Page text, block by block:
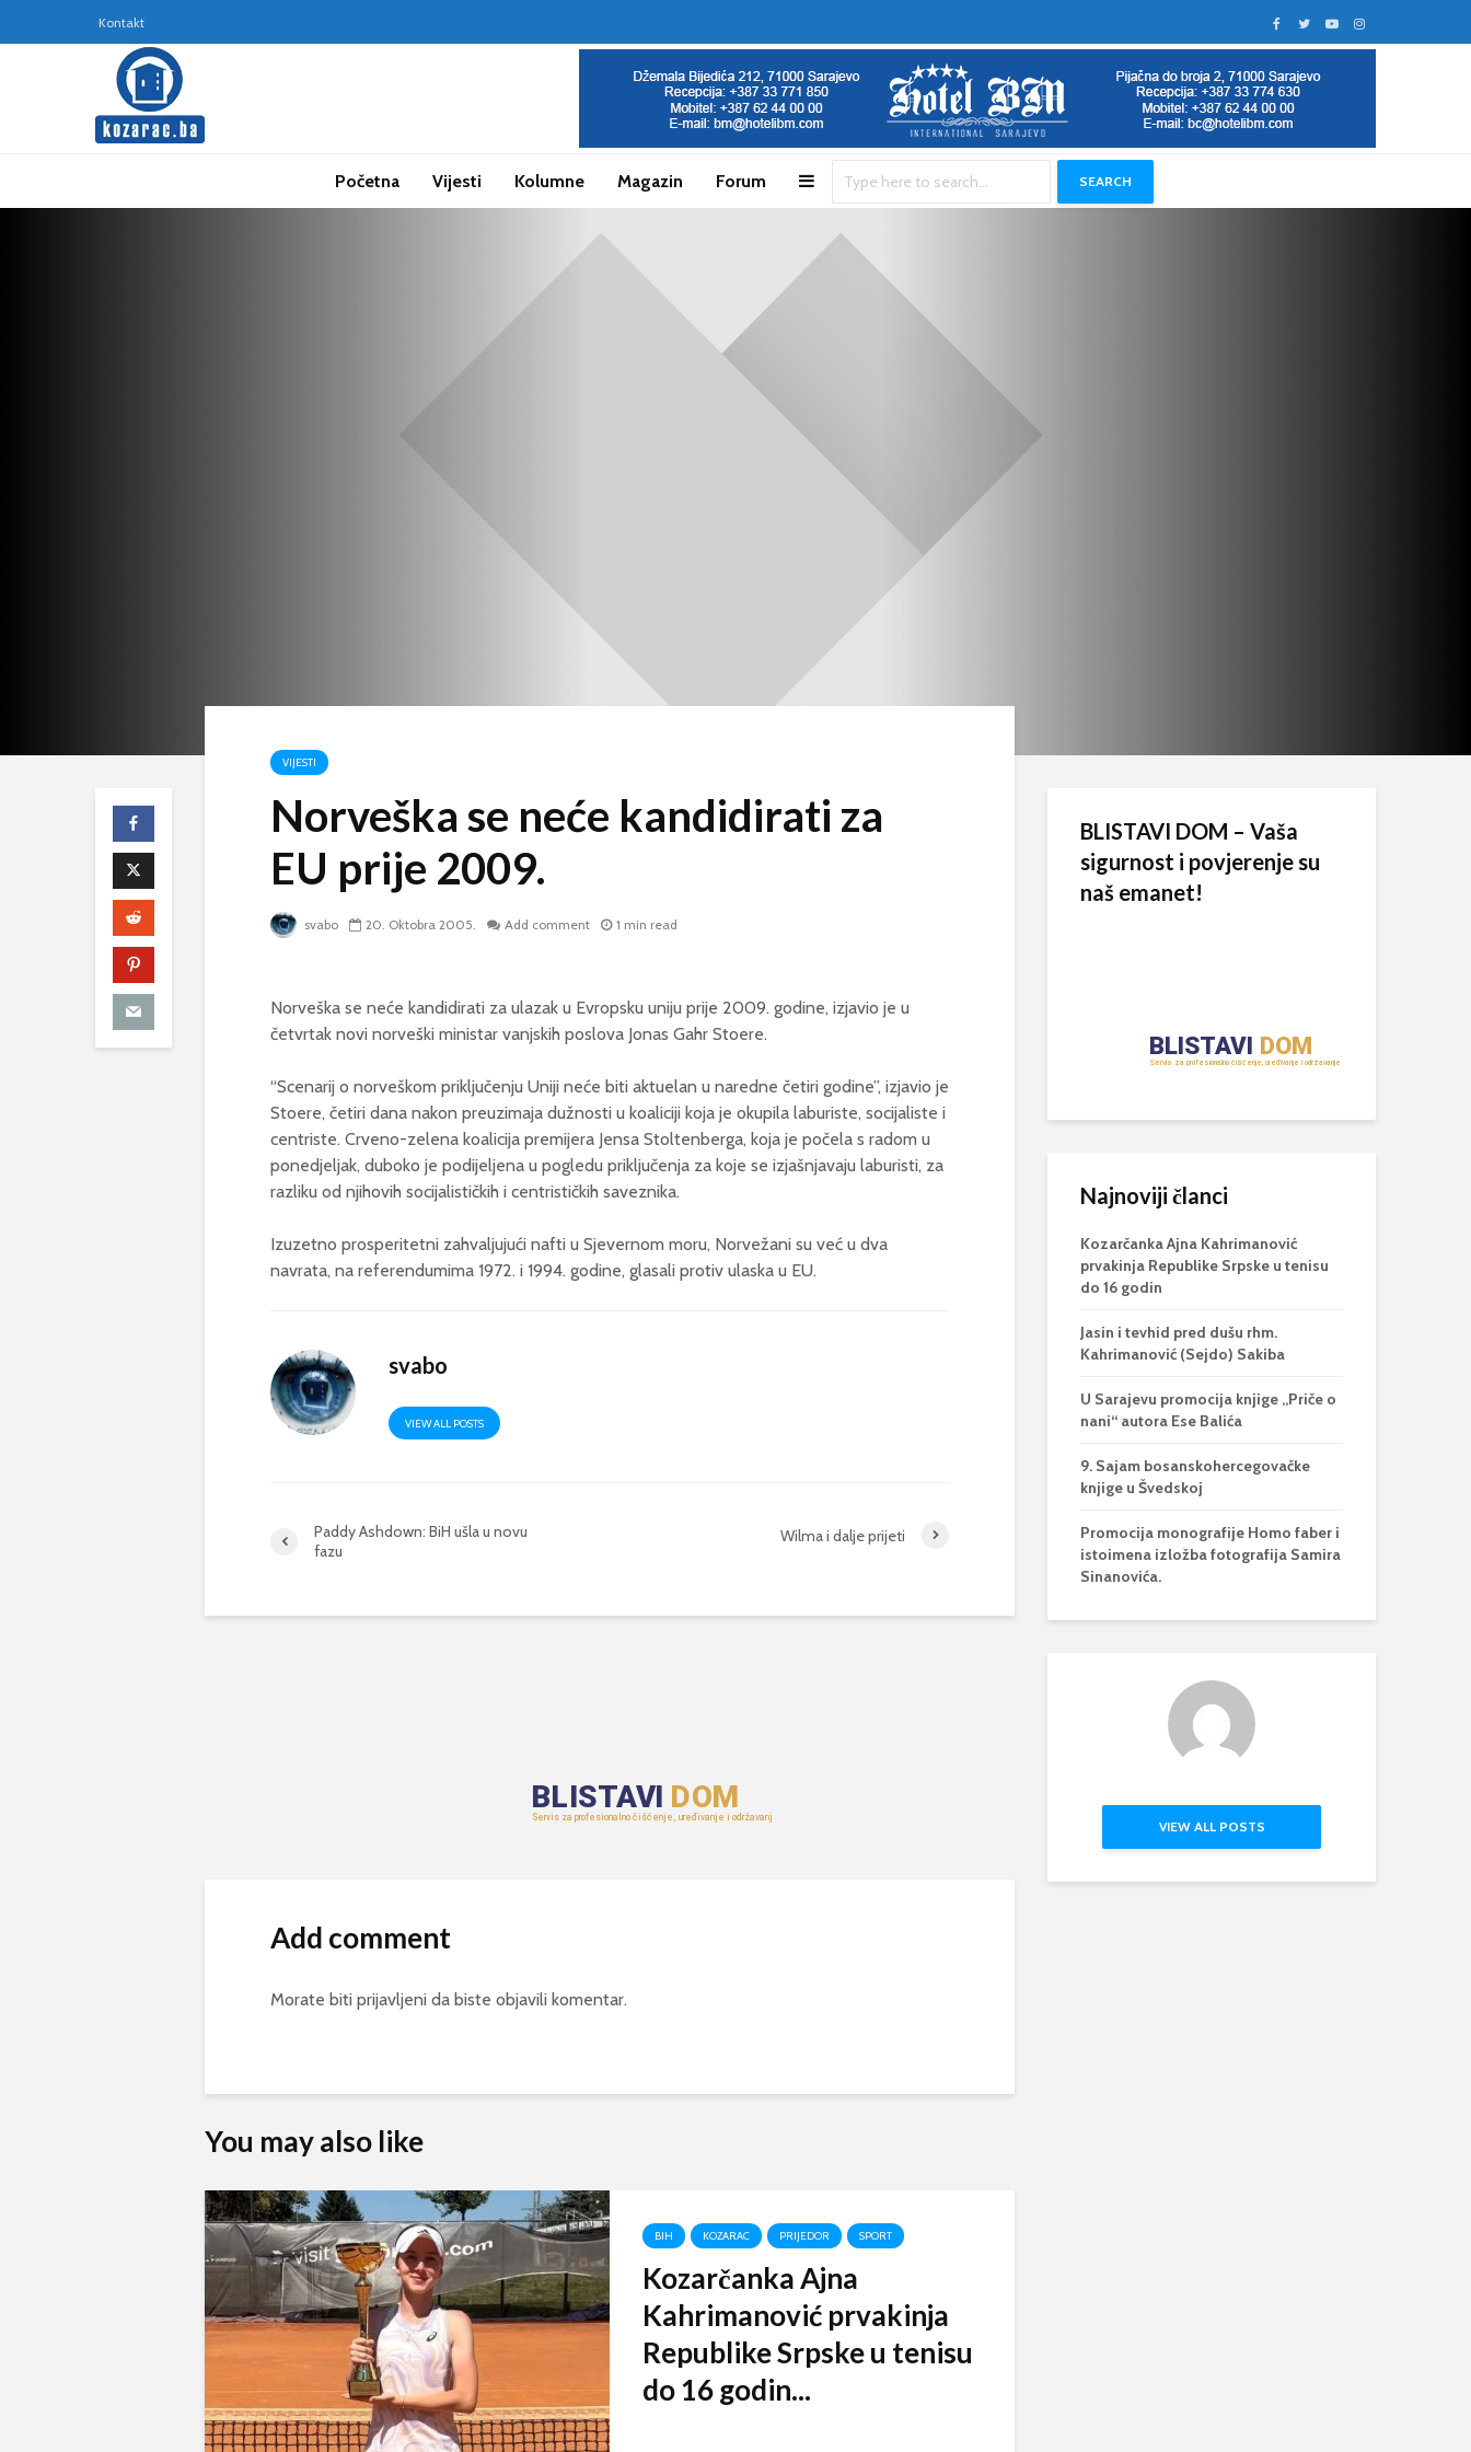
Kontakt
Početna Vijesti Kolumne Magazin Forum SEARCH
VIJESTI
Norveška se neće kandidirati za
EU prije 2009.
svabo 20. Oktobra 2005. Add comment 1 min read
Norveška se neće kandidirati za ulazak u Evropsku uniju prije 2009. godine, izjavio je u
četvrtak novi norveški ministar vanjskih poslova Jonas Gahr Stoere.
“Scenarij o norveškom priključenju Uniji neće biti aktuelan u naredne četiri godine”, izjavio je
Stoere, četiri dana nakon preuzimaja dužnosti u koaliciji koja je okupila laburiste, socijaliste i
centriste. Crveno-zelena koalicija premijera Jensa Stoltenberga, koja je počela s radom u
ponedjeljak, duboko je podijeljena u pogledu priključenja za koje se izjašnjavaju laburisti, za
razliku od njihovih socijalističkih i centrističkih saveznika.
Izuzetno prosperitetni zahvaljujući nafti u Sjevernom moru, Norvežani su već u dva
navrata, na referendumima 1972. i 1994. godine, glasali protiv ulaska u EU.
svabo
VIEW ALL POSTS
Paddy Ashdown: BiH ušla u novu
fazu
Wilma i dalje prijeti
Add comment
Morate biti prijavljeni da biste objavili komentar.
You may also like
BIH KOZARAC PRIJEDOR SPORT
Kozarčanka Ajna
Kahrimanović prvakinja
Republike Srpske u tenisu
do 16 godin...
BLISTAVI DOM – Vaša
sigurnost i povjerenje su
naš emanet!
Najnoviji članci
Kozarčanka Ajna Kahrimanović
prvakinja Republike Srpske u tenisu
do 16 godin
Jasin i tevhid pred dušu rhm.
Kahrimanović (Sejdo) Sakiba
U Sarajevu promocija knjige „Priče o
nani“ autora Ese Balića
9. Sajam bosanskohercegovačke
knjige u Švedskoj
Promocija monografije Homo faber i
istoimena izložba fotografija Samira
Sinanovića.
VIEW ALL POSTS